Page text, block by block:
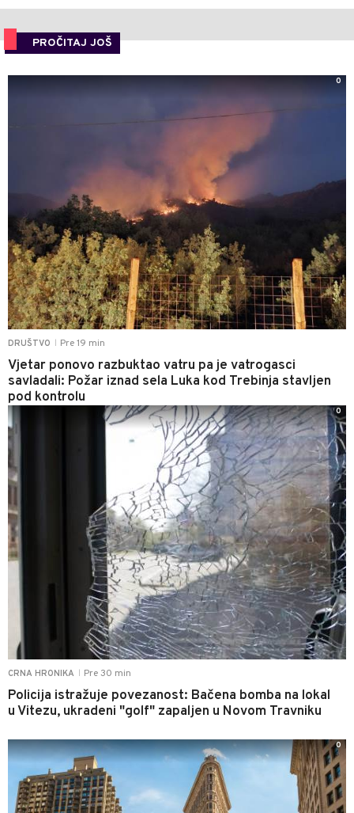
PROČITAJ JOŠ
DRUŠTVO Pre 19 min
Vjetar ponovo razbuktao vatru pa je vatrogasci
savladali: Požar iznad sela Luka kod Trebinja stavljen
pod kontrolu
0
CRNA HRONIKA Pre 30 min
Policija istražuje povezanost: Bačena bomba na lokal
u Vitezu, ukradeni "golf" zapaljen u Novom Travniku
0
0